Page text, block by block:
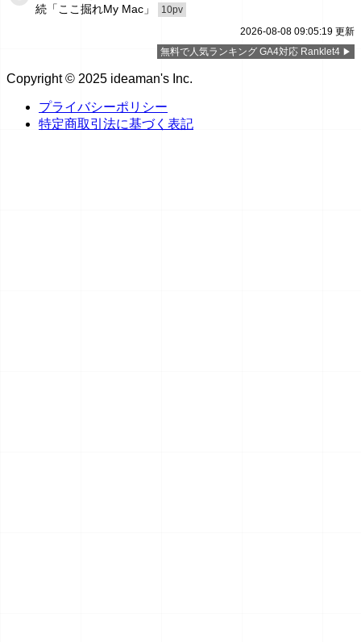
続「ここ掘れMy Mac」
10pv
2026-08-08 09:05:19 更新
無料で人気ランキング GA4対応 Ranklet4
Copyright © 2025 ideaman's Inc.
プライバシーポリシー
特定商取引法に基づく表記